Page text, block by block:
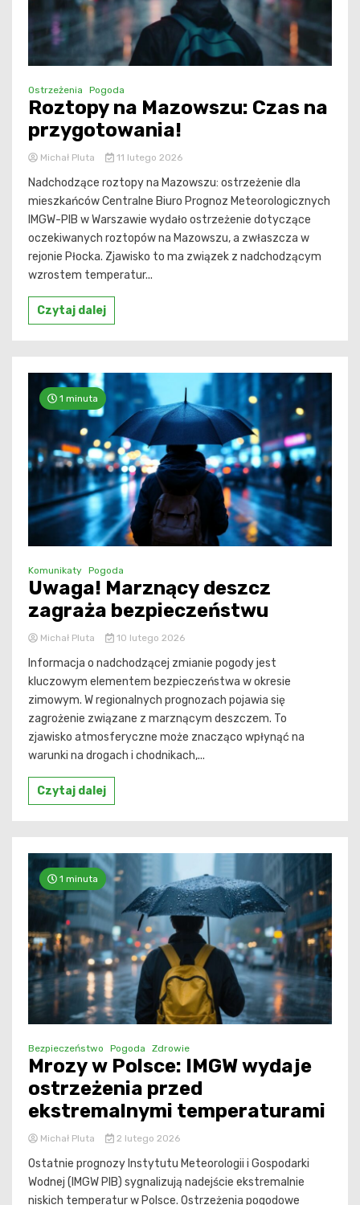
Ostrzeżenia Pogoda
Roztopy na Mazowszu: Czas na
przygotowania!
Michał Pluta 11 lutego 2026
Nadchodzące roztopy na Mazowszu: ostrzeżenie dla
mieszkańców Centralne Biuro Prognoz Meteorologicznych
IMGW-PIB w Warszawie wydało ostrzeżenie dotyczące
oczekiwanych roztopów na Mazowszu, a zwłaszcza w
rejonie Płocka. Zjawisko to ma związek z nadchodzącym
wzrostem temperatur...
Czytaj dalej
1 minuta
Komunikaty Pogoda
Uwaga! Marznący deszcz
zagraża bezpieczeństwu
Michał Pluta 10 lutego 2026
Informacja o nadchodzącej zmianie pogody jest
kluczowym elementem bezpieczeństwa w okresie
zimowym. W regionalnych prognozach pojawia się
zagrożenie związane z marznącym deszczem. To
zjawisko atmosferyczne może znacząco wpłynąć na
warunki na drogach i chodnikach,...
Czytaj dalej
1 minuta
Bezpieczeństwo Pogoda Zdrowie
Mrozy w Polsce: IMGW wydaje
ostrzeżenia przed
ekstremalnymi temperaturami
Michał Pluta 2 lutego 2026
Ostatnie prognozy Instytutu Meteorologii i Gospodarki
Wodnej (IMGW PIB) sygnalizują nadejście ekstremalnie
niskich temperatur w Polsce. Ostrzeżenia pogodowe